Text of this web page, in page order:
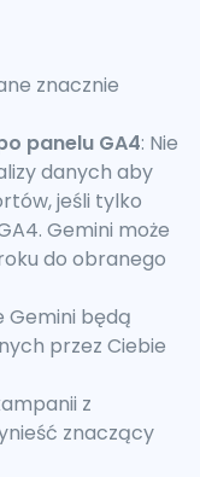
znacznie
panelu GA4: Nie
danych aby
jeśli tylko
Gemini może
do obranego
Gemini będą
przez Ciebie
z
znaczący